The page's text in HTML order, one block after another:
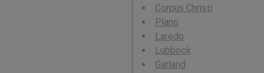
Corpus Christi
Plano
Laredo
Lubbock
Garland